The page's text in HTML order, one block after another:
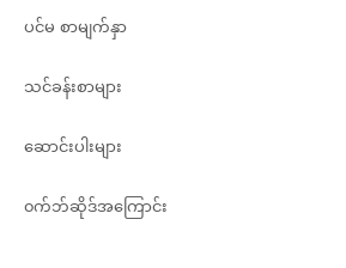
ပင်မ စာမျက်နှာ
သင်ခန်းစာများ
ဆောင်းပါးများ
၀က်ဘ်ဆိုဒ်အကြောင်း